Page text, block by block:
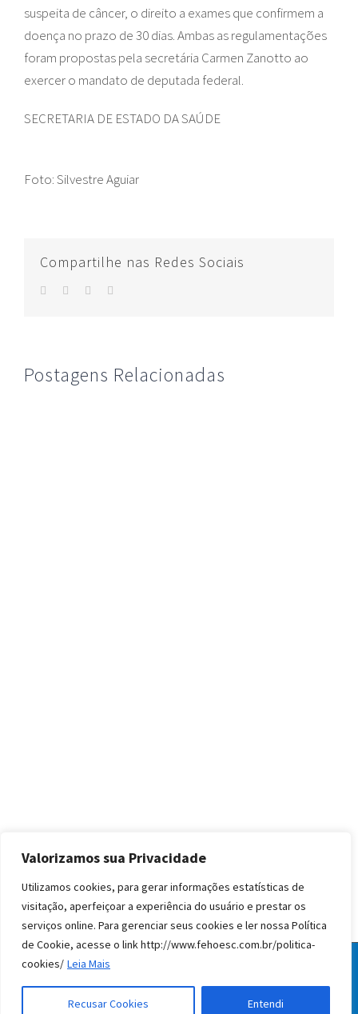
Valorizamos sua Privacidade
Utilizamos cookies, para gerar informações estatísticas de
visitação, aperfeiçoar a experiência do usuário e prestar os
serviços online. Para gerenciar seus cookies e ler nossa Política
de Cookie, acesse o link http://www.fehoesc.com.br/politica-
cookies/ Leia Mais
Recusar Cookies Entendi
suspeita de câncer, o direito a exames que confirmem a
doença no prazo de 30 dias. Ambas as regulamentações
foram propostas pela secretária Carmen Zanotto ao
exercer o mandato de deputada federal.
SECRETARIA DE ESTADO DA SAÚDE
Foto: Silvestre Aguiar
Compartilhe nas Redes Sociais
facebook
twitter whatsapp
Postagens Relacionadas
© Todos os direitos reservados FEHOESC 2020